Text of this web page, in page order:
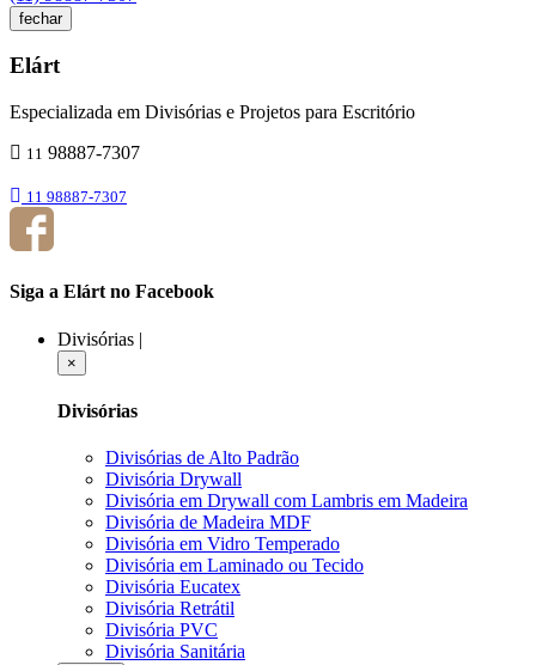
fechar
Elárt
Especializada em Divisórias e Projetos para Escritório
11 98887-7307
11 98887-7307
Siga a Elárt no Facebook
Divisórias |
×
Divisórias
Divisórias de Alto Padrão
Divisória Drywall
Divisória em Drywall com Lambris em Madeira
Divisória de Madeira MDF
Divisória em Vidro Temperado
Divisória em Laminado ou Tecido
Divisória Eucatex
Divisória Retrátil
Divisória PVC
Divisória Sanitária